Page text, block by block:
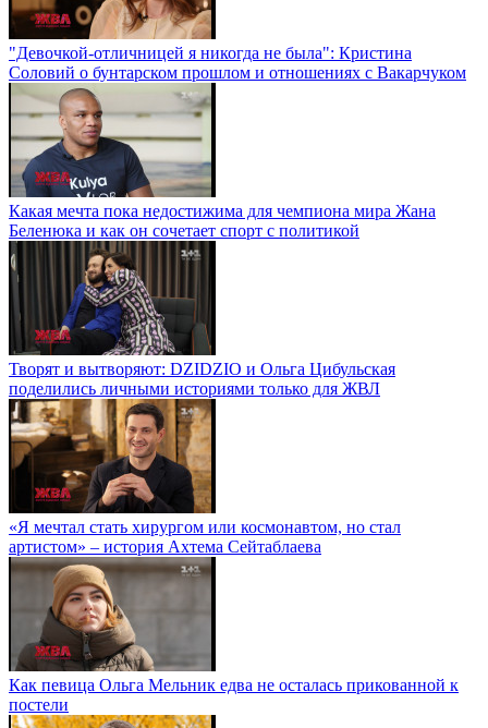
"Девочкой-отличницей я никогда не была": Кристина
Соловий о бунтарском прошлом и отношениях с Вакарчуком
Какая мечта пока недостижима для чемпиона мира Жана
Беленюка и как он сочетает спорт с политикой
Творят и вытворяют: DZIDZIO и Ольга Цибульская
поделились личными историями только для ЖВЛ
«Я мечтал стать хирургом или космонавтом, но стал
артистом» – история Ахтема Сейтаблаева
Как певица Ольга Мельник едва не осталась прикованной к
постели